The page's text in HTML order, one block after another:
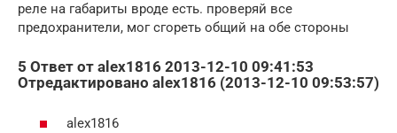
реле на габариты вроде есть. проверяй все
предохранители, мог сгореть общий на обе стороны
5 Ответ от alex1816 2013-12-10 09:41:53
Отредактировано alex1816 (2013-12-10 09:53:57)
alex1816